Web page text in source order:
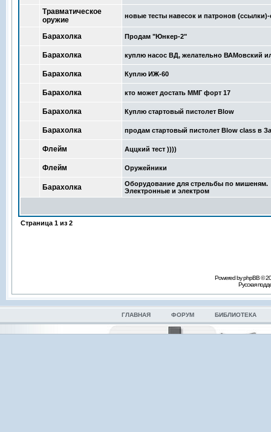
Травматическое
оружие
новые тесты навесок и патронов
Барахолка Продам "Юнкер-2"
Барахолка куплю насос ВД, желательно ВАМовский
Барахолка Куплю ИЖ-60
Барахолка кто может достать ММГ форт 17
Барахолка Куплю стартовый пистолет Blow
Барахолка продам стартовый пистолет Blow class в
Флейм Аццкий тест ))))
Флейм Оружейники
Барахолка
Оборудование для стрельбы по мишеням.
Электронные и электром
Страница 1 из 2
Powered by phpBB ©
Русская
ГЛАВНАЯ ФОРУМ БИБЛИОТЕКА